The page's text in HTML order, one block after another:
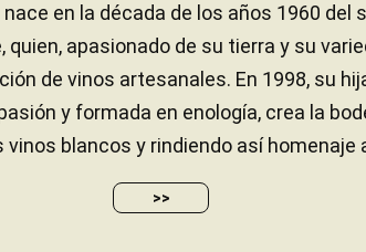
en la década de los años 1960 del
apasionado de su tierra y su
de vinos artesanales. En 1998, su
y formada en enología, crea la
blancos y rindiendo así homenaje
>>